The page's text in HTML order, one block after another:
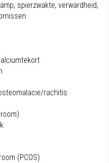
spierzwakte, verwardheid,
rachitis
(PCOS)